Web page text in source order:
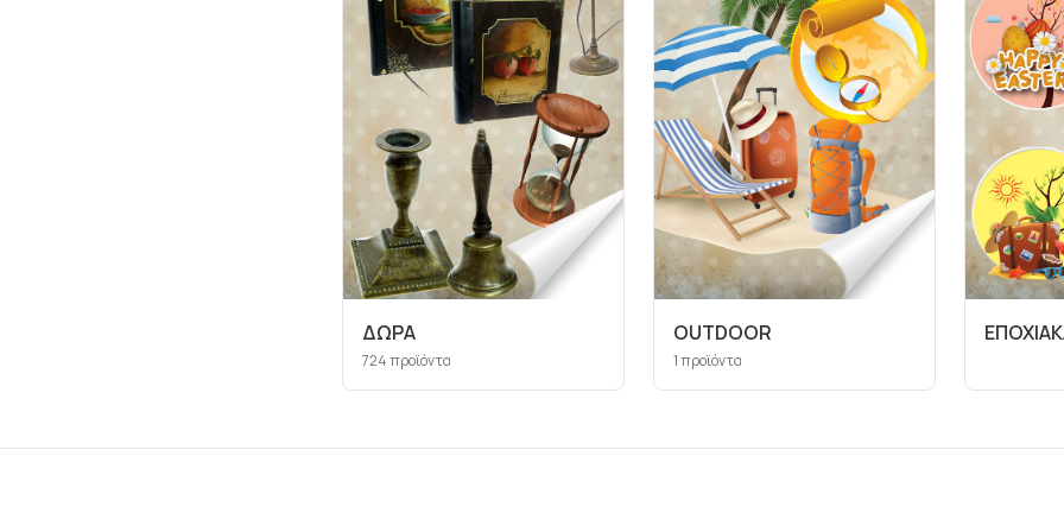
ΔΩΡΑ
724προϊόντα
ΟUTDOOR
1προϊόντα